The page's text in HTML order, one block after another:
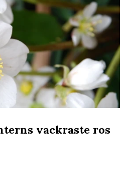
vackraste ros